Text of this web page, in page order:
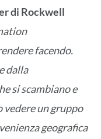
di Rockwell
facendo.
dalla
si scambiano e
vedere un gruppo
geografica